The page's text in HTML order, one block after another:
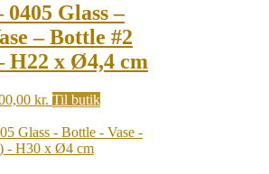
Glass –
– Bottle #2
H22 x Ø4,4 cm
kr..
kr. Current
is:
1.200,00 kr..
Til butik